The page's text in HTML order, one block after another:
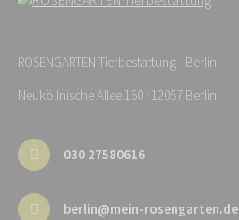
ROSENGARTEN-Tierbestattung - Berlin
Neuköllnische Allee 160 · 12057 Berlin
030 27580616
berlin@mein-rosengarten.de